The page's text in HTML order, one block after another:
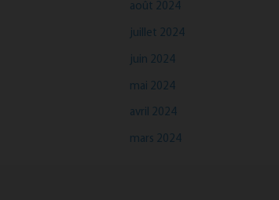
août 2024
juillet 2024
juin 2024
mai 2024
avril 2024
mars 2024